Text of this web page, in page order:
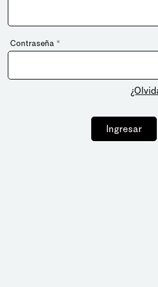
Contraseña *
Ingresar